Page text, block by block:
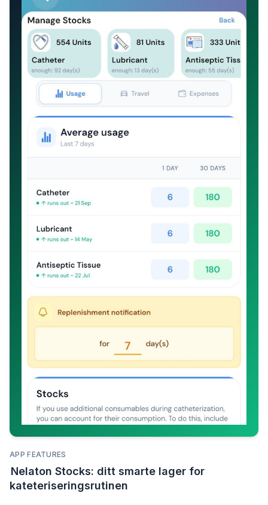
APP FEATURES
Nelaton Stocks: ditt smarte lager for
kateteriseringsrutinen